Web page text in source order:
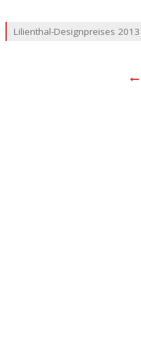
Lilienthal-Designpreises 2013